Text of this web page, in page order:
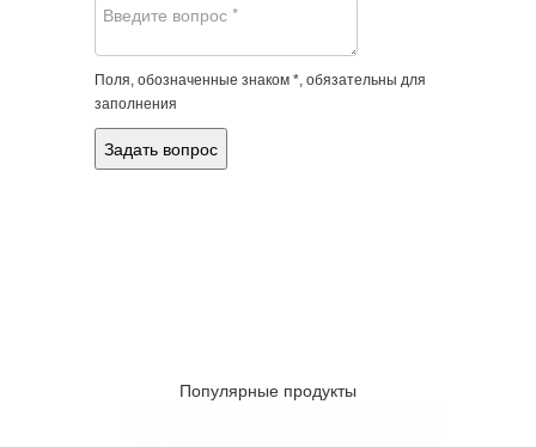
Поля, обозначенные знаком *, обязательны для
заполнения
Популярные продукты